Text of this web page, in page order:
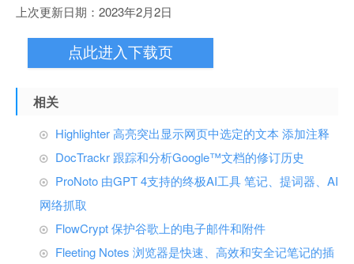
上次更新日期：2023年2月2日
点此进入下载页
相关
Highlighter 高亮突出显示网页中选定的文本 添加注释
DocTrackr 跟踪和分析Google™文档的修订历史
ProNoto 由GPT 4支持的终极AI工具 笔记、提词器、AI
网络抓取
FlowCrypt 保护谷歌上的电子邮件和附件
Fleeting Notes 浏览器是快速、高效和安全记笔记的插